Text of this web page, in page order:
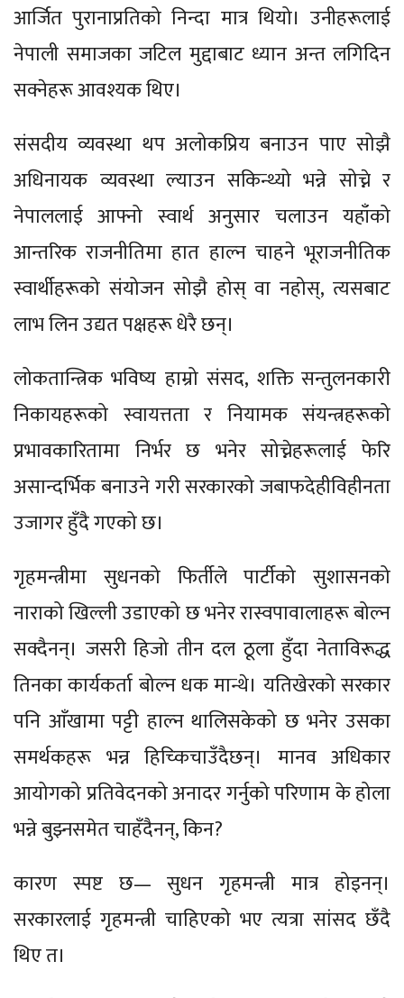
आर्जित पुरानाप्रतिको निन्दा मात्र थियो। उनीहरूलाई
नेपाली समाजका जटिल मुद्दाबाट ध्यान अन्त लगिदिन
सक्नेहरू आवश्यक थिए।
संसदीय व्यवस्था थप अलोकप्रिय बनाउन पाए सोझै
अधिनायक व्यवस्था ल्याउन सकिन्थ्यो भन्ने सोच्ने र
नेपाललाई आफ्नो स्वार्थ अनुसार चलाउन यहाँको
आन्तरिक राजनीतिमा हात हाल्न चाहने भूराजनीतिक
स्वार्थीहरूको संयोजन सोझै होस् वा नहोस्, त्यसबाट
लाभ लिन उद्यत पक्षहरू धेरै छन्।
लोकतान्त्रिक भविष्य हाम्रो संसद, शक्ति सन्तुलनकारी
निकायहरूको स्वायत्तता र नियामक संयन्त्रहरूको
प्रभावकारितामा निर्भर छ भनेर सोच्नेहरूलाई फेरि
असान्दर्भिक बनाउने गरी सरकारको जबाफदेहीविहीनता
उजागर हुँदै गएको छ।
गृहमन्त्रीमा सुधनको फिर्तीले पार्टीको सुशासनको
नाराको खिल्ली उडाएको छ भनेर रास्वपावालाहरू बोल्न
सक्दैनन्। जसरी हिजो तीन दल ठूला हुँदा नेताविरूद्ध
तिनका कार्यकर्ता बोल्न धक मान्थे। यतिखेरको सरकार
पनि आँखामा पट्टी हाल्न थालिसकेको छ भनेर उसका
समर्थकहरू भन्न हिच्किचाउँदैछन्। मानव अधिकार
आयोगको प्रतिवेदनको अनादर गर्नुको परिणाम के होला
भन्ने बुझ्नसमेत चाहँदैनन्, किन?
कारण स्पष्ट छ— सुधन गृहमन्त्री मात्र होइनन्।
सरकारलाई गृहमन्त्री चाहिएको भए त्यत्रा सांसद छँदै
थिए त।